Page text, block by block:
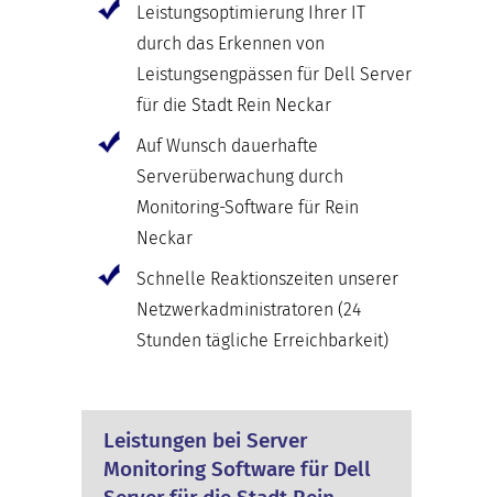
Leistungsoptimierung Ihrer IT
durch das Erkennen von
Leistungsengpässen für Dell Server
für die Stadt Rein Neckar
Auf Wunsch dauerhafte
Serverüberwachung durch
Monitoring-Software für Rein
Neckar
Schnelle Reaktionszeiten unserer
Netzwerkadministratoren (24
Stunden tägliche Erreichbarkeit)
Leistungen bei Server
Monitoring Software für Dell